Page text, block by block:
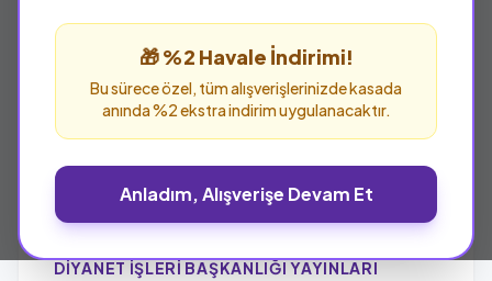
🎁 %2 Havale İndirimi!
Bu sürece özel, tüm alışverişlerinizde kasada
anında %2 ekstra indirim uygulanacaktır.
Anladım, Alışverişe Devam Et
DIYANET İŞLERI BAŞKANLIĞI YAYINLARI